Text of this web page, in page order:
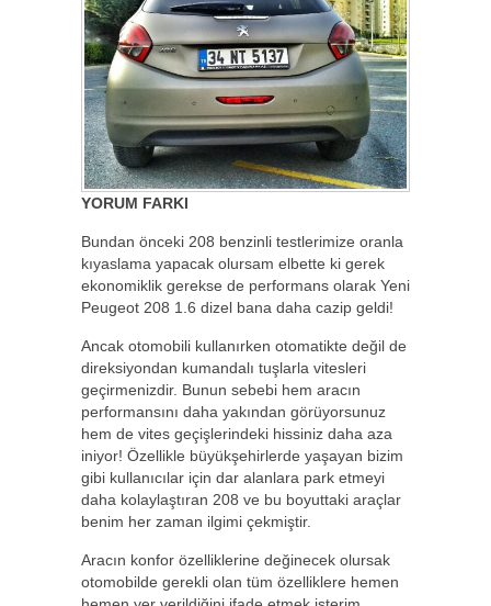
YORUM FARKI
Bundan önceki 208 benzinli testlerimize oranla
kıyaslama yapacak olursam elbette ki gerek
ekonomiklik gerekse de performans olarak Yeni
Peugeot 208 1.6 dizel bana daha cazip geldi!
Ancak otomobili kullanırken otomatikte değil de
direksiyondan kumandalı tuşlarla vitesleri
geçirmenizdir. Bunun sebebi hem aracın
performansını daha yakından görüyorsunuz
hem de vites geçişlerindeki hissiniz daha aza
iniyor! Özellikle büyükşehirlerde yaşayan bizim
gibi kullanıcılar için dar alanlara park etmeyi
daha kolaylaştıran 208 ve bu boyuttaki araçlar
benim her zaman ilgimi çekmiştir.
Aracın konfor özelliklerine değinecek olursak
otomobilde gerekli olan tüm özelliklere hemen